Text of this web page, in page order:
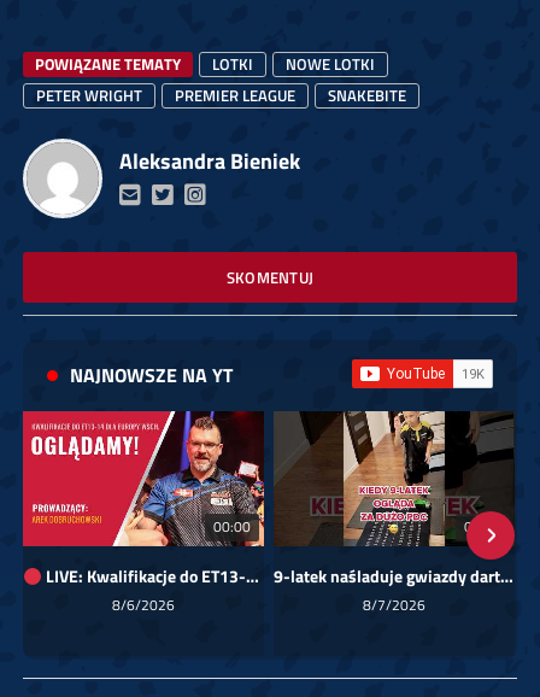
POWIĄZANE TEMATY LOTKI
NOWE LOTKI
PETER WRIGHT
PREMIER LEAGUE SNAKEBITE
Aleksandra Bieniek
SKOMENTUJ
NAJNOWSZE NA YT
00:00
LIVE: Kwalifikacje do ET13-14 dla Europy Wschodniej
8/6/2026
01:08
9-latek naśladuje gwiazdy darta!
8/7/2026